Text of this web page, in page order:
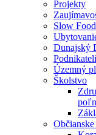
Projekty
Slow
Dunajský
Územný
Školstvo